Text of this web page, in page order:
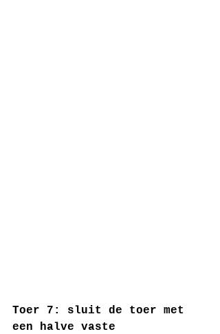
Toer 7: sluit de toer met
een halve vaste